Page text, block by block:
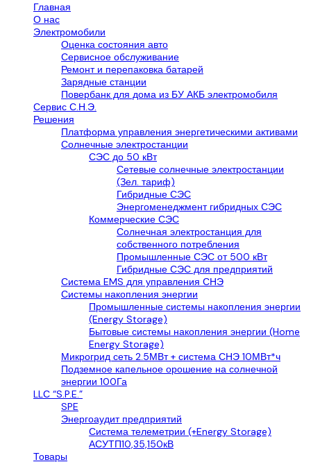
Главная
О нас
Электромобили
Оценка состояния авто
Сервисное обслуживание
Ремонт и перепаковка батарей
Зарядные станции
Повербанк для дома из БУ АКБ электромобиля
Сервис С.Н.Э.
Решения
Платформа управления энергетическими активами
Солнечные электростанции
СЭС до 50 кВт
Сетевые солнечные электростанции
(Зел. тариф)
Гибридные СЭС
Энергоменеджмент гибридных СЭС
Коммерческие СЭС
Солнечная электростанция для
собственного потребления
Промышленные СЭС от 500 кВт
Гибридные СЭС для предприятий
Система EMS для управления СНЭ
Системы накопления энергии
Промышленные системы накопления энергии
(Energy Storage)
Бытовые системы накопления энергии (Home
Energy Storage)
Микрогрид сеть 2.5МВт + система СНЭ 10МВт*ч
Подземное капельное орошение на солнечной
энергии 100Га
LLС “S.P.E.”
SPE
Энергоаудит предприятий
Система телеметрии (+Energy Storage)
АСУТП10,35,150кВ
Товары